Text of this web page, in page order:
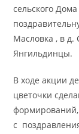
сельского
Масловка , в д.
Янгильдинцы.
В ходе акции
цветочки
формирований,
с